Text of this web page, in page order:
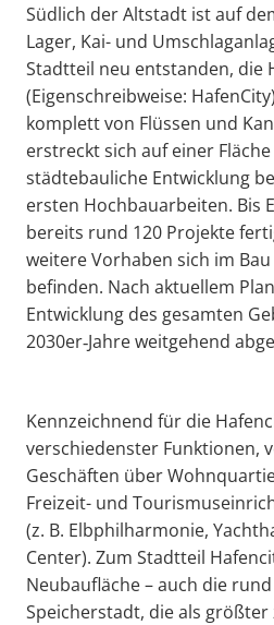
Südlich der Altstadt ist auf
Lager, Kai- und
Stadtteil neu entstanden, die
(Eigenschreibweise:
komplett von Flüssen und
erstreckt sich auf einer
städtebauliche Entwicklung
ersten Hochbauarbeiten. Bis
bereits rund 120 Projekte
weitere Vorhaben sich im
befinden. Nach aktuellem
Entwicklung des gesamten
2030er‑Jahre weitgehend
Kennzeichnend für die
verschiedenster Funktionen,
Geschäften über
Freizeit- und
(z. B. Elbphilharmonie,
Center). Zum Stadtteil
Neubaufläche – auch die
Speicherstadt, die als